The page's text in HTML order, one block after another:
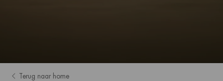
Terug naar home